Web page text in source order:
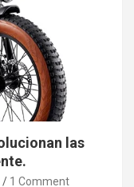
las
1 Comment